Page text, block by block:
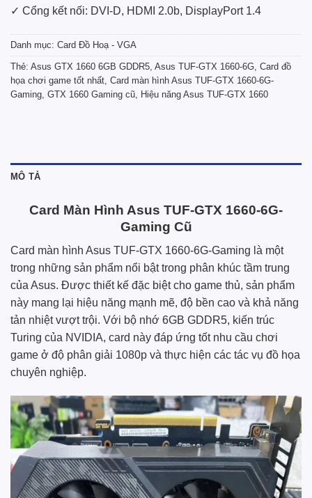
✓ Cổng kết nối: DVI-D, HDMI 2.0b, DisplayPort 1.4
Danh mục: Card Đồ Hoạ - VGA
Thẻ: Asus GTX 1660 6GB GDDR5 Asus TUF-GTX 1660-6G Card đồ
họa chơi game tốt nhất Card màn hình Asus TUF-GTX 1660-6G-
Gaming GTX 1660 Gaming cũ Hiệu năng Asus TUF-GTX 1660
MÔ TẢ
Card Màn Hình Asus TUF-GTX 1660-6G-
Gaming Cũ
Card màn hình Asus TUF-GTX 1660-6G-Gaming là một
trong những sản phẩm nổi bật trong phân khúc tầm trung
của Asus. Được thiết kế đặc biệt cho game thủ, sản phẩm
này mang lại hiệu năng mạnh mẽ, độ bền cao và khả năng
tản nhiệt vượt trội. Với bộ nhớ 6GB GDDR5, kiến trúc
Turing của NVIDIA, card này đáp ứng tốt nhu cầu chơi
game ở độ phân giải 1080p và thực hiện các tác vụ đồ họa
chuyên nghiệp.